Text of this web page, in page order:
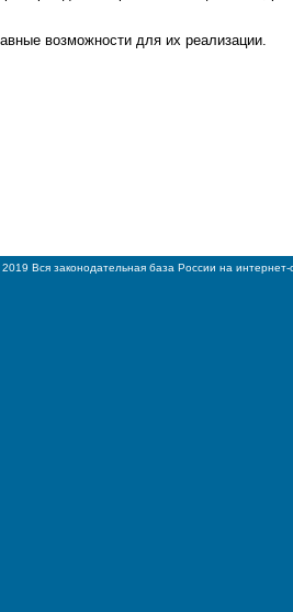
возможности для их реализации.
Вся законодательная база России на интернет-